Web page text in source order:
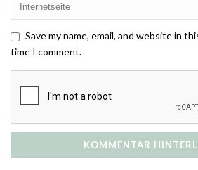
Save my name, email, and website in
time I comment.